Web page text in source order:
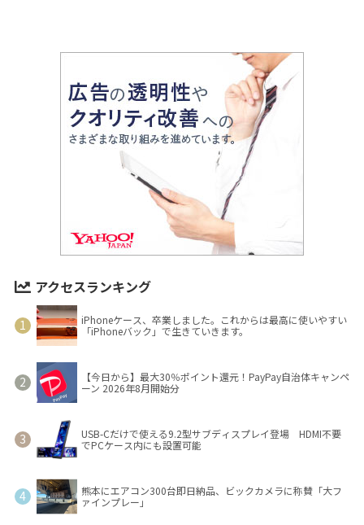
アクセスランキング
iPhoneケース、卒業しました。これからは最高に使いやすい
「iPhoneバック」で生きていきます。
【今日から】最大30％ポイント還元！PayPay自治体キャンペ
ーン 2026年8月開始分
USB-Cだけで使える9.2型サブディスプレイ登場 HDMI不要
でPCケース内にも設置可能
熊本にエアコン300台即日納品、ビックカメラに称賛「大フ
ァインプレー」